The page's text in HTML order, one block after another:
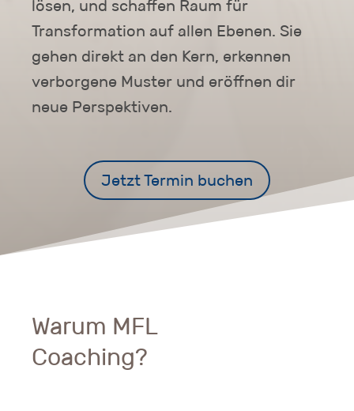
lösen, und schaffen Raum für
Transformation auf allen Ebenen. Sie
gehen direkt an den Kern, erkennen
verborgene Muster und eröffnen dir
neue Perspektiven.
Jetzt Termin buchen
Warum MFL
Coaching?